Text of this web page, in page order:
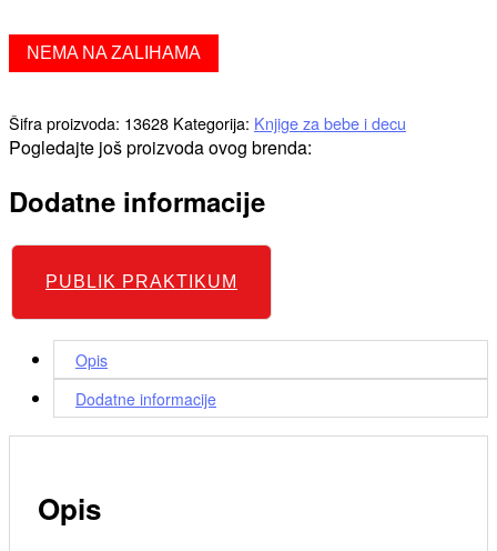
NEMA NA ZALIHAMA
Šifra proizvoda: 13628 Kategorija: Knjige za bebe i decu
Pogledajte još proizvoda ovog brenda:
Dodatne informacije
PUBLIK PRAKTIKUM
Opis
Dodatne informacije
Opis